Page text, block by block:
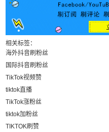
相关标签：
海外抖音刷粉丝
国际抖音刷粉丝
TikTok视频赞
tiktok直播
TikTok涨粉丝
tiktok加粉丝
TIKTOK刷赞